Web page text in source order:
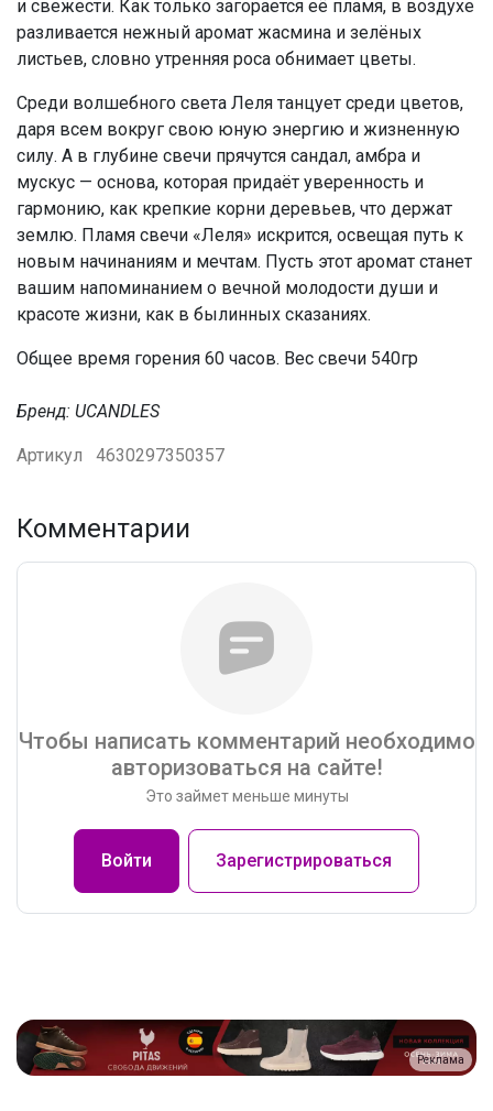
и свежести. Как только загорается её пламя, в воздухе
разливается нежный аромат жасмина и зелёных
листьев, словно утренняя роса обнимает цветы.
Среди волшебного света Леля танцует среди цветов,
даря всем вокруг свою юную энергию и жизненную
силу. А в глубине свечи прячутся сандал, амбра и
мускус — основа, которая придаёт уверенность и
гармонию, как крепкие корни деревьев, что держат
землю. Пламя свечи «Леля» искрится, освещая путь к
новым начинаниям и мечтам. Пусть этот аромат станет
вашим напоминанием о вечной молодости души и
красоте жизни, как в былинных сказаниях.
Общее время горения 60 часов. Вес свечи 540гр
Бренд: UCANDLES
Артикул 4630297350357
Комментарии
Чтобы написать комментарий необходимо
авторизоваться на сайте!
Это займет меньше минуты
Войти Зарегистрироваться
Реклама